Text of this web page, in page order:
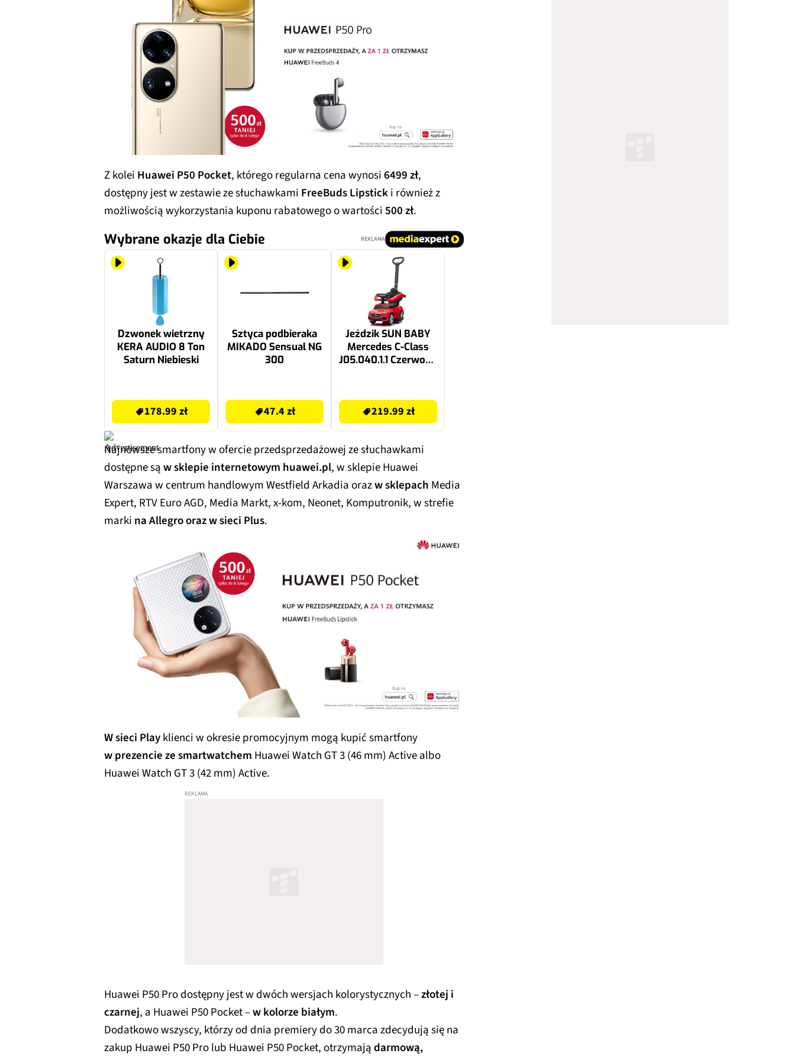
Z kolei Huawei P50 Pocket, którego regularna cena wynosi6499 zł,
dostępny jest w zestawie ze słuchawkami FreeBuds Lipsticki również z
możliwością wykorzystania kuponu rabatowego o wartości500 zł.
Wybrane okazje dla Ciebie REKLAMA
Dzwonek wietrzny
KERA AUDIO 8 Ton
Saturn Niebieski
178.99 zł
Sztyca podbieraka
MIKADO Sensual NG
300
47.4 zł
Jeździk SUN BABY
Mercedes C-Class
J05.040.1.1 Czerwony
219.99 zł
Najnowsze smartfony w ofercie przedsprzedażowej ze słuchawkami
dostępne sąw sklepie internetowym huawei.pl, w sklepie Huawei
Warszawa w centrum handlowym Westfield Arkadia orazw sklepach Media
Expert, RTV Euro AGD, Media Markt, x-kom, Neonet, Komputronik, w strefie
marki na Allegrooraz w sieci Plus.
W sieci Playklienci w okresie promocyjnym mogą kupić smartfony
w prezencie ze smartwatchem Huawei Watch GT 3 (46 mm) Active albo
Huawei Watch GT 3 (42 mm) Active.
Huawei P50 Pro dostępny jest w dwóch wersjach kolorystycznych –złotej i
czarnej, a Huawei P50 Pocket –w kolorze białym.
Dodatkowo wszyscy, którzy od dnia premiery do 30 marca zdecydują się na
zakup Huawei P50 Pro lub Huawei P50 Pocket, otrzymajądarmową,